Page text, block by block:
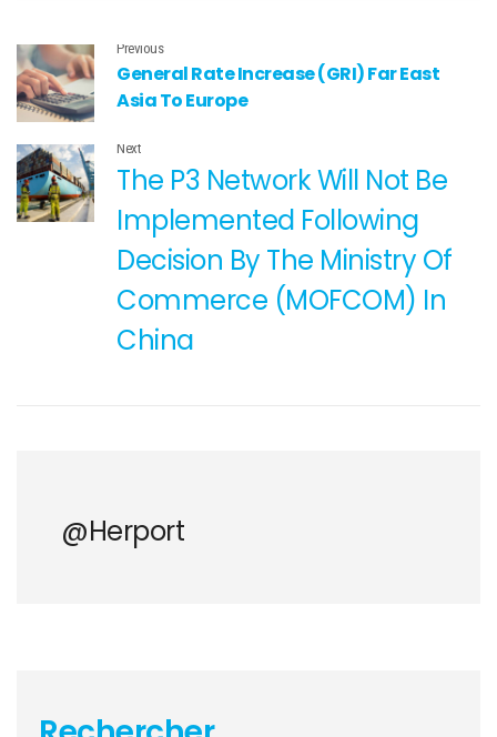
Previous
General Rate Increase (GRI) Far East
Asia To Europe
Next
The P3 Network Will Not Be
Implemented Following
Decision By The Ministry Of
Commerce (MOFCOM) In
China
@herport